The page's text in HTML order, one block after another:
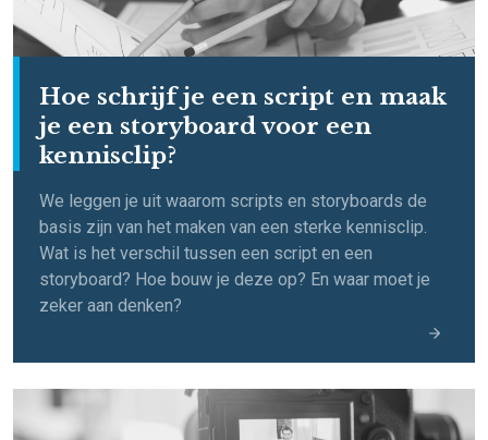
Hoe schrijf je een script en maak
je een storyboard voor een
kennisclip?
We leggen je uit waarom scripts en storyboards de
basis zijn van het maken van een sterke kennisclip.
Wat is het verschil tussen een script en een
storyboard? Hoe bouw je deze op? En waar moet je
zeker aan denken?